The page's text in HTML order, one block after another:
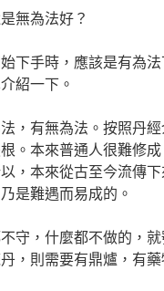
無為法好？
下手時，應該是有為
紹一下。
，有無為法。按照丹
。本來普通人很難修
，本來從古至今流傳
是難遇而易成的。
守，什麼都不做的，
，則需要有鼎爐，有